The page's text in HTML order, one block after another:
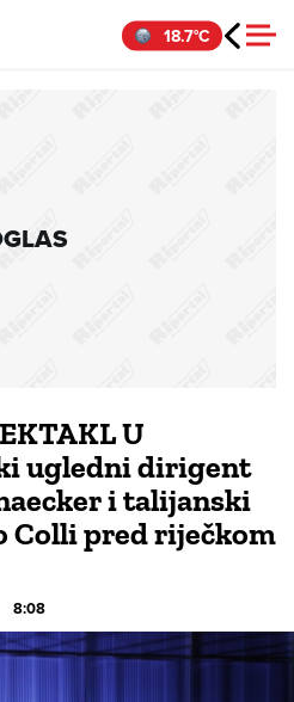
18.7°C
U
ugledni dirigent
i talijanski
Colli pred riječkom
8:08